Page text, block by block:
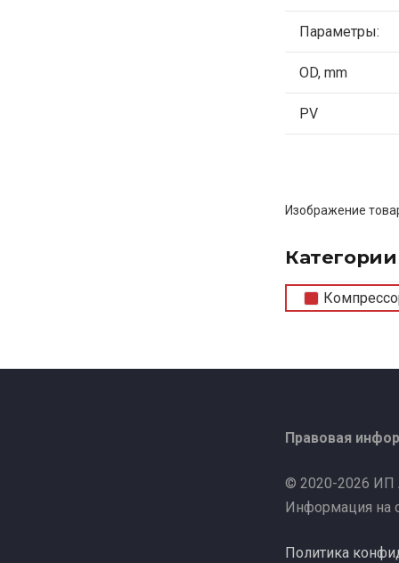
Параметры:
OD, mm
PV
Изображение
Правовая
© 2020-2026 ИП
Информация на
Политика